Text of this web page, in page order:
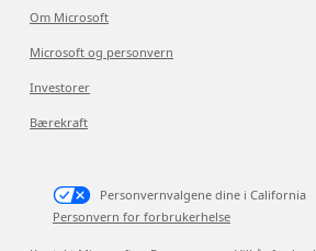
Om Microsoft
Microsoft og personvern
Investorer
Bærekraft
Personvernvalgene dine i California
Personvern for forbrukerhelse